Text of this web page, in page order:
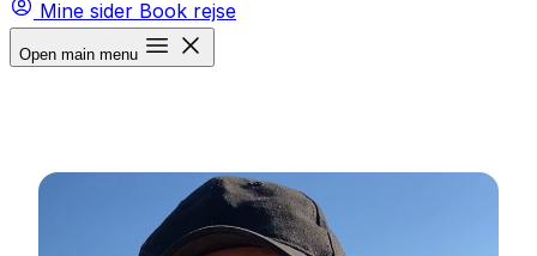
Mine sider Book rejse
Open main menu